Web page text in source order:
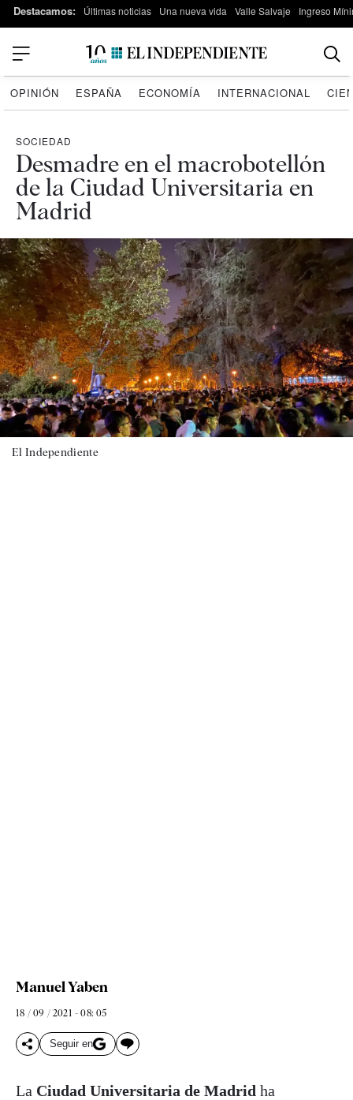
Destacamos: Últimas noticias Una nueva vida Valle Salvaje Ingreso
OPINIÓN ESPAÑA ECONOMÍA INTERNACIONAL
SOCIEDAD
Desmadre en el macrobotellón
de la Ciudad Universitaria en
Madrid
El Independiente
Manuel Yaben
18 / 09 / 2021 - 08: 05
Seguir en
La Ciudad Universitaria de Madrid ha